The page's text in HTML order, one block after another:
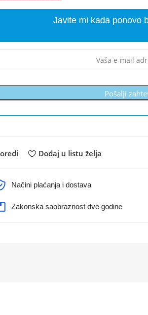
Javite mi kada ponovo
Pošalji
Dodaj u listu želja
Načini plaćanja i dostava
Zakonska saobraznost dve godine